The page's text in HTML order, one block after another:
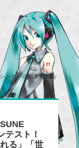
ンガーの最新情報を
テスト！
る」「世